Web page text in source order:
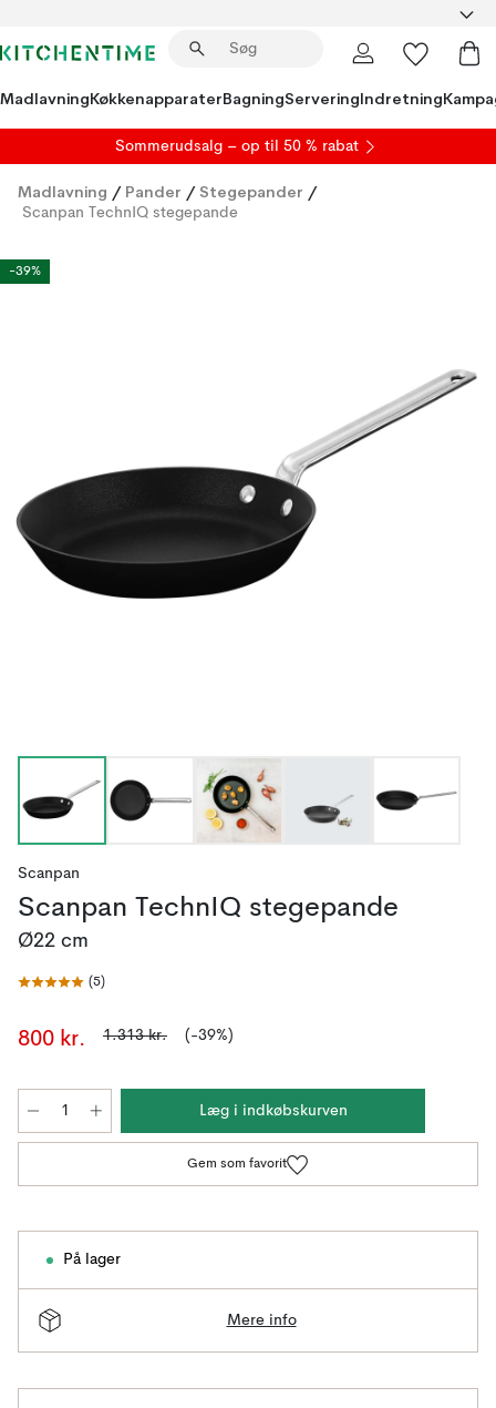
MadlavningKøkkenapparaterBagningServeringIndretning
Sommerudsalg – op til 50 % rabat
Madlavning / Pander / Stegepander /
Scanpan TechnIQ stegepande
-39%
Scanpan
Scanpan TechnIQ stegepande
Ø22 cm
(5)
800 kr. 1.313 kr. (-39%)
Læg i indkøbskurven
Gem som favorit
På lager
Mere info